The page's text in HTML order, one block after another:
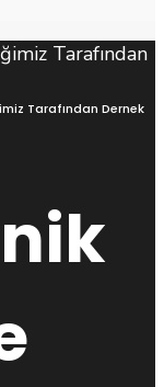
Tarafından Dernek